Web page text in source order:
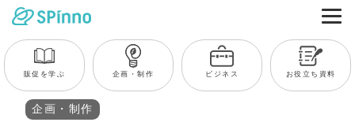
販促を学ぶ 企画・制作 ビジネス お役立ち資料
企画・制作